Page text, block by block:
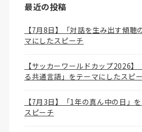
最近の投稿
【7月8日】「対話を生み出す傾聴
マにしたスピーチ
【サッカーワールドカップ2026】
る共通言語」をテーマにしたスピ
【7月3日】「1年の真ん中の日」
スピーチ